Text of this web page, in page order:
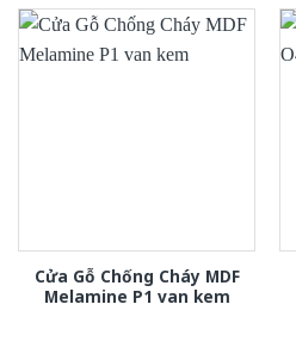
Cửa Gỗ Chống Cháy MDF
Melamine P1 van kem